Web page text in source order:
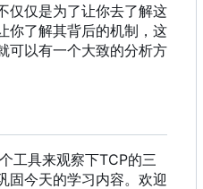
仅仅是为了让你去了解这
你了解其背后的机制，这
可以有一个大致的分析方
工具来观察下TCP的三
固今天的学习内容。欢迎